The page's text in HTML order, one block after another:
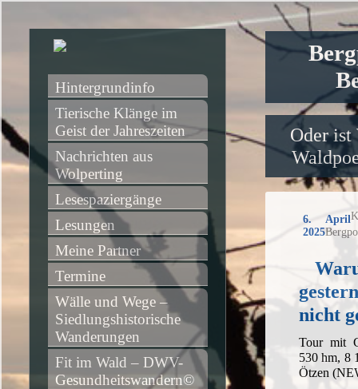
Oder ist
6. April
2025
nicht
Tour mit
530 hm, 8
Ötzen
Hintergrundinfo
Tierische Klänge im
Geist der Jahreszeiten
Nachrichten aus
Wolperting
Lesespaziergänge
Lesungen
Meine Partner
Termine
Wälle und Wege –
Siedlungshistorische
Wanderungen
Fit im Wald – DWV-
Gesundheitswandern©